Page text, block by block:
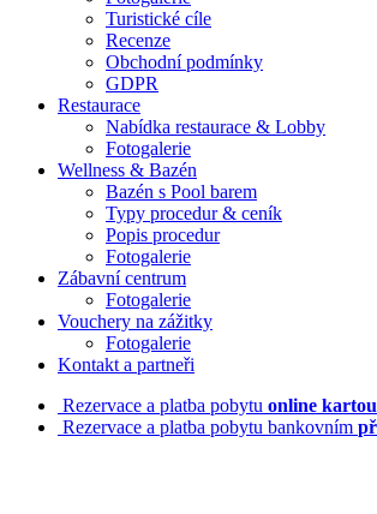
Turistické cíle
Recenze
Obchodní podmínky
GDPR
Restaurace
Nabídka restaurace & Lobby
Fotogalerie
Wellness & Bazén
Bazén s Pool barem
Typy procedur & ceník
Popis procedur
Fotogalerie
Zábavní centrum
Fotogalerie
Vouchery na zážitky
Fotogalerie
Kontakt a partneři
Rezervace a platba pobytu online kartou
Rezervace a platba pobytu bankovním